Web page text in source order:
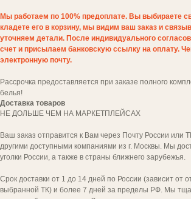
Мы работаем по 100% предоплате. Вы выбираете
кладете его в корзину, мы видим ваш заказ и
уточняем детали. После индивидуального
счет и присылаем банковскую ссылку на оплату.
электронную почту.
Рассрочка предоставляется при заказе полного
белья!
Доставка товаров
НЕ ДОЛЬШЕ ЧЕМ НА МАРКЕТПЛЕЙСАХ
Ваш заказ отправится к Вам через Почту России или
другими доступными компаниями из г. Москвы. Мы
уголки России, а также в страны ближнего зарубежья.
Срок доставки от 1 до 14 дней по России (зависит от
выбранной ТК) и более 7 дней за пределы РФ. Мы
Да, я согласен(на) сполитикой обработки
персональных данных